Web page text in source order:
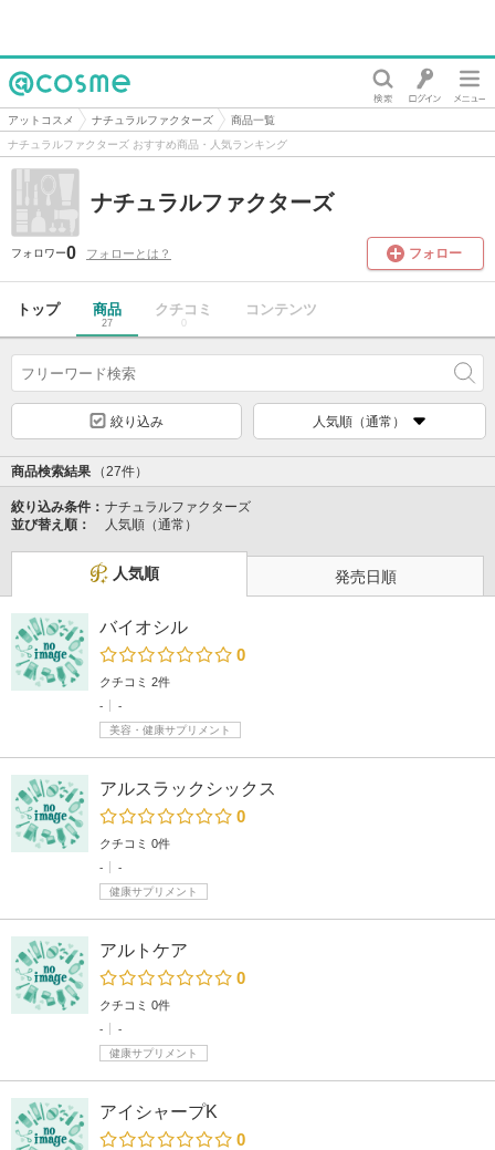
@cosme
アットコスメ ナチュラルファクターズ
商品一覧
ナチュラルファクターズ おすすめ商品・人気ランキング
ナチュラルファクターズ
フォロワー0 フォローとは？ フォロー
トップ 商品
27
クチコミ
0
コンテンツ
絞り込み 人気順（通常）
商品検索結果 （27件）
絞り込み条件： ナチュラルファクターズ
並び替え順：
人気順（通常）
人気順 発売日順
バイオシル
0
クチコミ 2件
-
-
美容・健康サプリメント
アルスラックシックス
0
クチコミ 0件
-
-
健康サプリメント
アルトケア
0
クチコミ 0件
-
-
健康サプリメント
アイシャープK
0